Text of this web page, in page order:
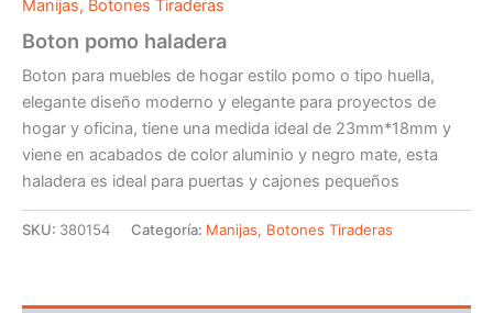
Manijas, Botones Tiraderas
Boton pomo haladera
Boton para muebles de hogar estilo pomo o tipo huella,
elegante diseño moderno y elegante para proyectos de
hogar y oficina, tiene una medida ideal de 23mm*18mm y
viene en acabados de color aluminio y negro mate, esta
haladera es ideal para puertas y cajones pequeños
SKU: 380154 Categoría: Manijas, Botones Tiraderas